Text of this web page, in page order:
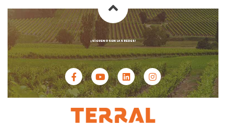
¡SÍGUENOS EN LAS REDES!